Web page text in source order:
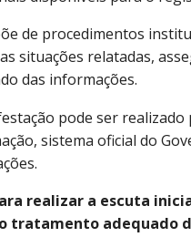
de procedimentos
situações relatadas,
das informações.
pode ser
sistema oficial do
realizar a escuta
tratamento adequado